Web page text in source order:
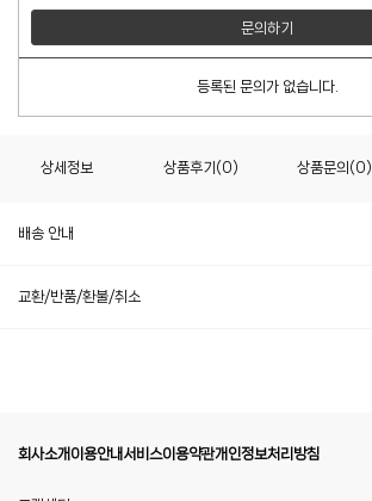
문의하기
등록된 문의가 없습니다.
상세정보 상품후기(0) 상품문의(0)
배송 안내
교환/반품/환불/취소
회사소개 이용안내서비스이용약관개인정보처리방침